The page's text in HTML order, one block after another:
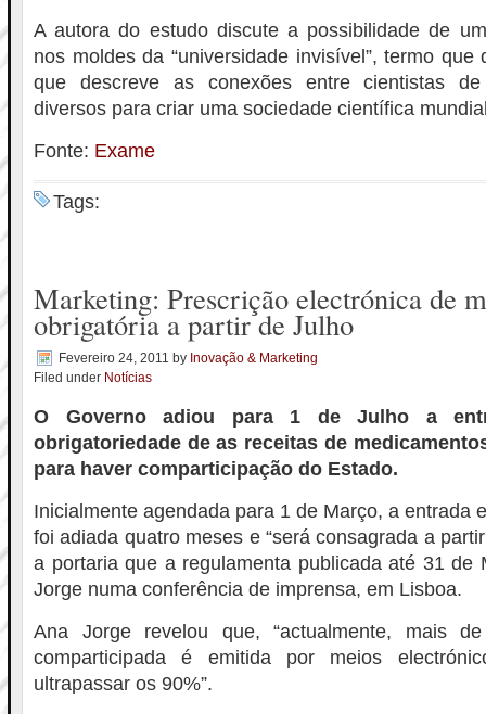
A autora do estudo discute a possibilidade de
nos moldes da “universidade invisível”, termo
que descreve as conexões entre cientistas
diversos para criar uma sociedade científica
Fonte: Exame
Tags:
Marketing: Prescrição electrónica de
obrigatória a partir de Julho
Fevereiro 24, 2011 by Inovação & Marketing
Filed under Notícias
O Governo adiou para 1 de Julho a
obrigatoriedade de as receitas de
para haver comparticipação do Estado.
Inicialmente agendada para 1 de Março, a entrada
foi adiada quatro meses e “será consagrada a
a portaria que a regulamenta publicada até 31 de
Jorge numa conferência de imprensa, em Lisboa.
Ana Jorge revelou que, “actualmente, mais
comparticipada é emitida por meios
ultrapassar os 90%”.